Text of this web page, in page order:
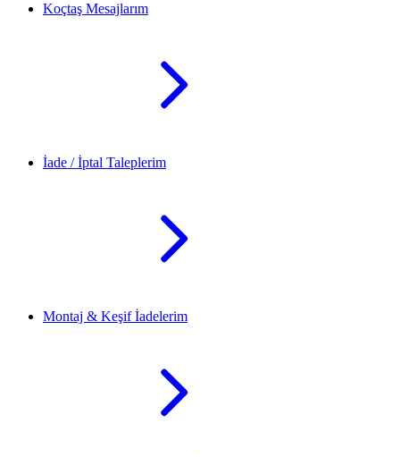
Koçtaş Mesajlarım
İade / İptal Taleplerim
Montaj & Keşif İadelerim